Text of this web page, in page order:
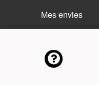
Mes envies